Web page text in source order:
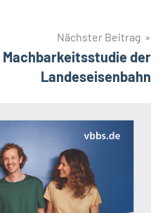
Nächster Beitrag
der
Landeseisenbahn